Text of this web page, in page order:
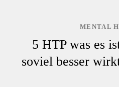
MENTAL
5 HTP was es
soviel besser